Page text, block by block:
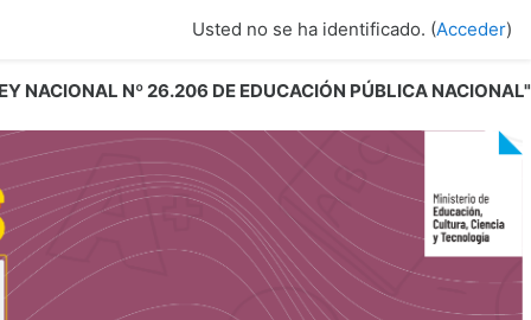
NACIONAL Nº 26.206 DE EDUCACIÓN PÚBLICA NACIONAL"
Usted no se ha identificado. (Acceder)